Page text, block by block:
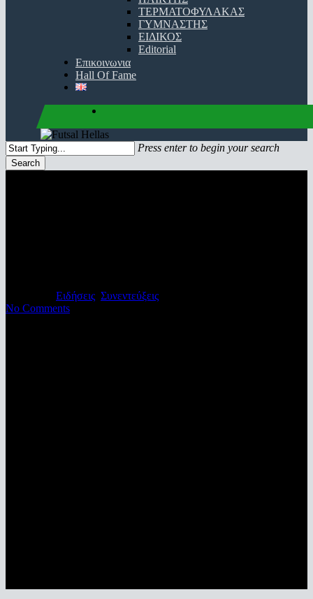
ΤΕΡΜΑΤΟΦΥΛΑΚΑΣ
ΓΥΜΝΑΣΤΗΣ
ΕΙΔΙΚΟΣ
Editorial
Επικοινωνια
Hall Of Fame
Press enter to begin your search
Search
Ειδήσεις Συνεντεύξεις
No Comments